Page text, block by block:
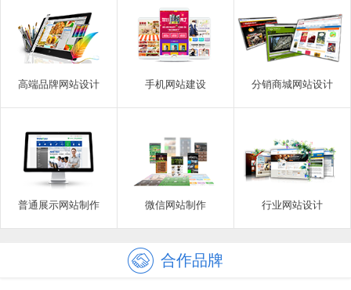
高端品牌网站设计 手机网站建设 分销商城网站设计
普通展示网站制作 微信网站制作 行业网站设计
合作品牌